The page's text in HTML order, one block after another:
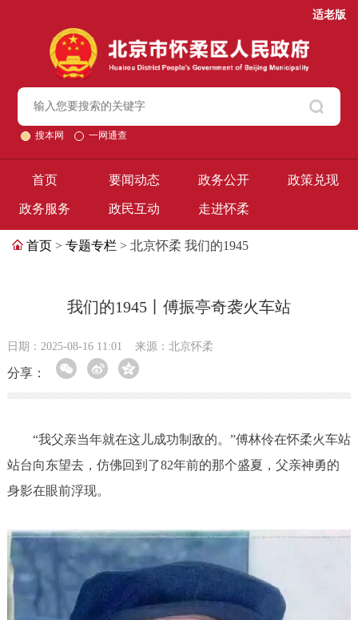
适老版
搜本网 一网通查
首页 要闻动态 政务公开 政策兑现
政务服务 政民互动 走进怀柔
首页 > 专题专栏 > 北京怀柔 我们的1945
我们的1945丨傅振亭奇袭火车站
日期：2025-08-16 11:01 来源：北京怀柔
分享：
“我父亲当年就在这儿成功制敌的。”傅林伶在怀柔火车站
站台向东望去，仿佛回到了82年前的那个盛夏，父亲神勇的
身影在眼前浮现。